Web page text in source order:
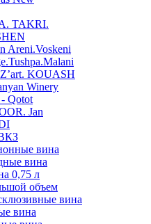
TAKRI.
Areni.Voskeni
KOUASH
Winery
Qotot
Jan
вина
вина
0,75 л
объем
вина
вина